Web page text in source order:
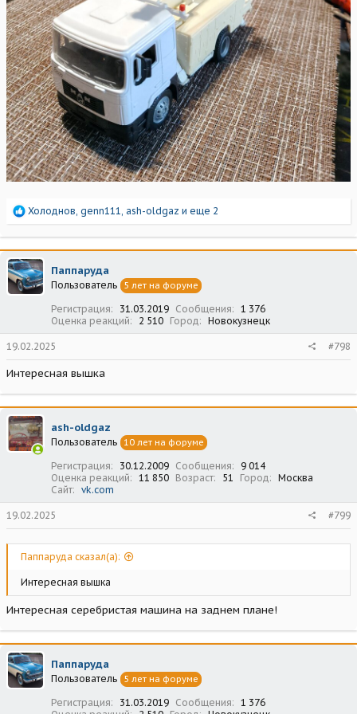
Р
а
к
ц
и
и
Холоднов genn111 ash-oldgaz и еще 2
Паппаруда
Пользователь 5 лет на форуме
Регистрация 31.03.2019 Сообщения
1 376
Оценка реакций
2 510 Город Новокузнецк
19.02.2025 #798
Интересная вышка
ash-oldgaz
Пользователь 10 лет на форуме
Регистрация 30.12.2009 Сообщения
9 014
Оценка реакций
11 850 Возраст 51 Город
Москва
Сайт
vk.com
19.02.2025 #799
Паппаруда сказал(а):
Интересная вышка
Интересная серебристая машина на заднем плане!
Паппаруда
Пользователь 5 лет на форуме
Регистрация 31.03.2019 Сообщения
1 376